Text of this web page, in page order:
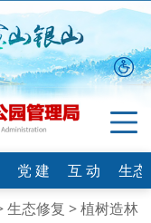
党 建 互 动
生
生态修复 >植树造林